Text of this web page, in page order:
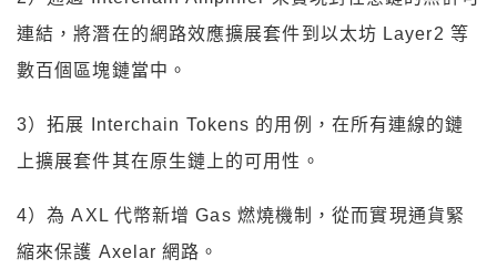
連結，將潛在的網路效應擴展套件到以太坊 Layer2 等
數百個區塊鏈當中。
3）拓展 Interchain Tokens 的用例，在所有連線的鏈
上擴展套件其在原生鏈上的可用性。
4）為 AXL 代幣新增 Gas 燃燒機制，從而實現通貨緊
縮來保護 Axelar 網路。